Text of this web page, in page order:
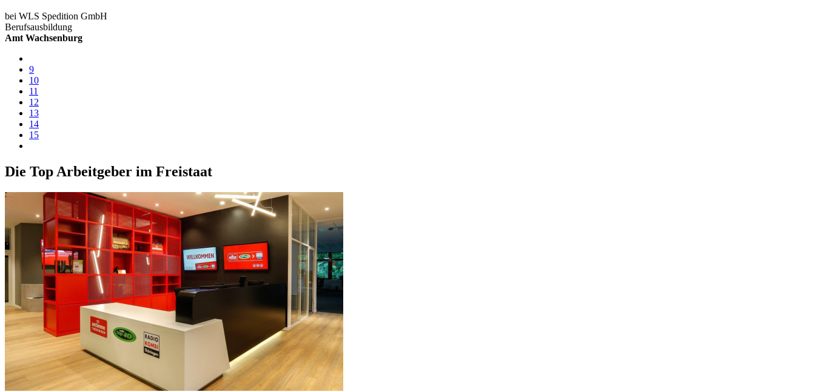
bei WLS Spedition GmbH
Berufsausbildung
Amt Wachsenburg
9
10
11
12
13
14
15
Die Top Arbeitgeber im Freistaat